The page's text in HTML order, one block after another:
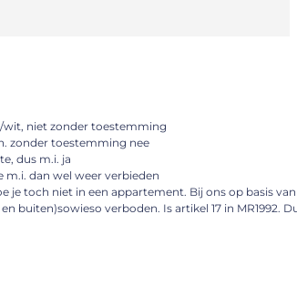
wit, niet zonder toestemming
zonder toestemming nee
dus m.i. ja
m.i. dan wel weer verbieden
je toch niet in een appartement. Bij ons op basis van
buiten)sowieso verboden. Is artikel 17 in MR1992.